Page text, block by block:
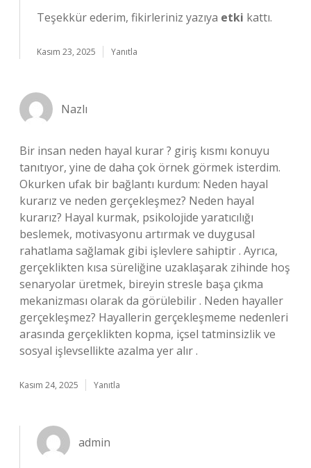
Teşekkür ederim, fikirleriniz yazıya etki kattı.
Kasım 23, 2025 Yanıtla
Nazlı
Bir insan neden hayal kurar ? giriş kısmı konuyu
tanıtıyor, yine de daha çok örnek görmek isterdim.
Okurken ufak bir bağlantı kurdum: Neden hayal
kurarız ve neden gerçekleşmez? Neden hayal
kurarız? Hayal kurmak, psikolojide yaratıcılığı
beslemek, motivasyonu artırmak ve duygusal
rahatlama sağlamak gibi işlevlere sahiptir . Ayrıca,
gerçeklikten kısa süreliğine uzaklaşarak zihinde hoş
senaryolar üretmek, bireyin stresle başa çıkma
mekanizması olarak da görülebilir . Neden hayaller
gerçekleşmez? Hayallerin gerçekleşmeme nedenleri
arasında gerçeklikten kopma, içsel tatminsizlik ve
sosyal işlevsellikte azalma yer alır .
Kasım 24, 2025 Yanıtla
admin